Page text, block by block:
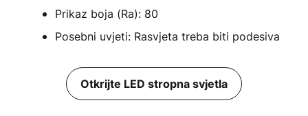
Prikaz boja (Ra): 80
Posebni uvjeti: Rasvjeta treba biti podesiva
Otkrijte LED stropna svjetla